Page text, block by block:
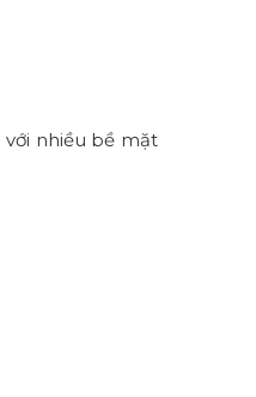
với nhiều bề mặt